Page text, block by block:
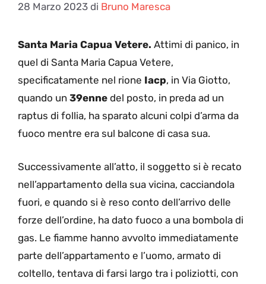
28 Marzo 2023 di Bruno Maresca
Santa Maria Capua Vetere. Attimi di panico, in
quel di Santa Maria Capua Vetere,
specificatamente nel rione Iacp, in Via Giotto,
quando un 39enne del posto, in preda ad un
raptus di follia, ha sparato alcuni colpi d’arma da
fuoco mentre era sul balcone di casa sua.
Successivamente all’atto, il soggetto si è recato
nell’appartamento della sua vicina, cacciandola
fuori, e quando si è reso conto dell’arrivo delle
forze dell’ordine, ha dato fuoco a una bombola di
gas. Le fiamme hanno avvolto immediatamente
parte dell’appartamento e l’uomo, armato di
coltello, tentava di farsi largo tra i poliziotti, con